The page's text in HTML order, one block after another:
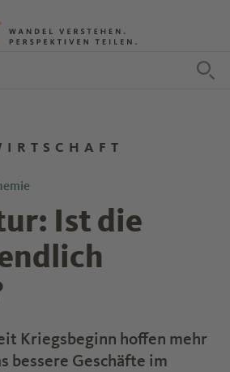
Ist die
Kriegsbeginn hoffen mehr
bessere Geschäfte im